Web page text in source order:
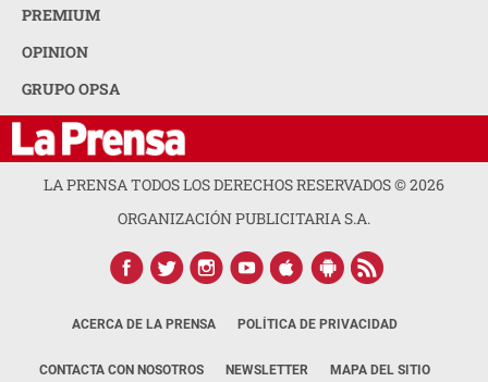
PREMIUM
OPINION
GRUPO OPSA
LA PRENSA TODOS LOS DERECHOS RESERVADOS ©2026
ORGANIZACIÓN PUBLICITARIA S.A.
ACERCA DE LA PRENSA POLÍTICA DE PRIVACIDAD
CONTACTA CON NOSOTROS NEWSLETTER MAPA DEL SITIO